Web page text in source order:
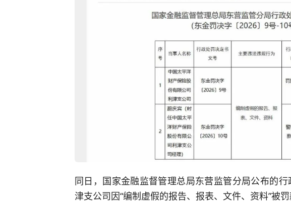
同日，国家金融监督管理总局东营监管分局公布的
津支公司因“编制虚假的报告、报表、文件、资料”被